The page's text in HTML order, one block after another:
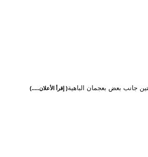
جانب بعض بعجمان الباهية( إقرأ الأعلان.....)